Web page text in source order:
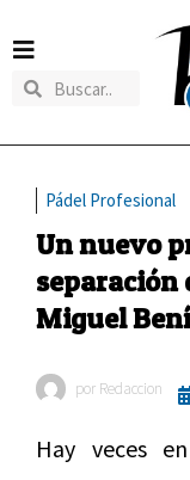
Pádel Profesional
Un nuevo
separación
Miguel
por Redaccion
Hay veces